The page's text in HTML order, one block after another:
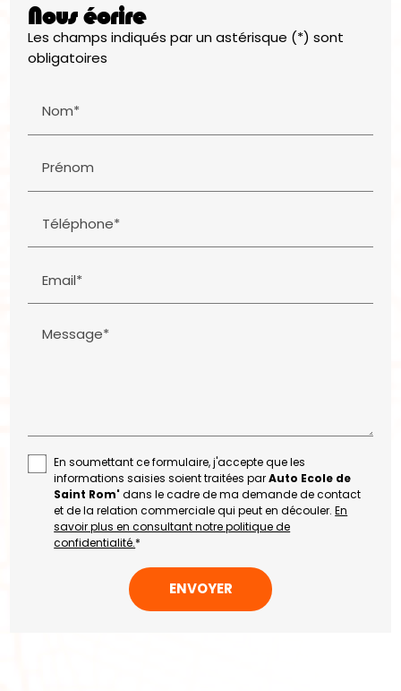
Nous écrire
Les champs indiqués par un astérisque (*) sont
obligatoires
Nom*
Prénom
Téléphone*
Email*
Message*
En soumettant ce formulaire, j'accepte que les
informations saisies soient traitées parAuto Ecole de
Saint Rom'dans le cadre de ma demande de contact
et de la relation commerciale qui peut en découler.En
savoir plus en consultant notre politique de
confidentialité.*